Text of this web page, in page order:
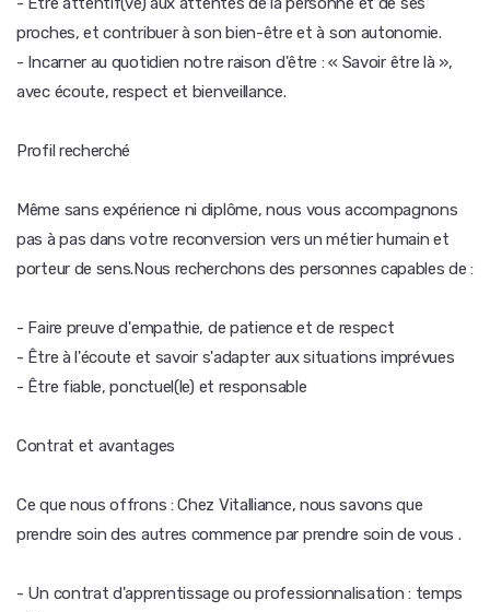
proches, et contribuer à son bien-être et à son autonomie.
- Incarner au quotidien notre raison d'être : « Savoir être là »,
avec écoute, respect et bienveillance.
Profil recherché
Même sans expérience ni diplôme, nous vous accompagnons
pas à pas dans votre reconversion vers un métier humain et
porteur de sens.Nous recherchons des personnes capables de :
- Faire preuve d'empathie, de patience et de respect
- Être à l'écoute et savoir s'adapter aux situations imprévues
- Être fiable, ponctuel(le) et responsable
Contrat et avantages
Ce que nous offrons : Chez Vitalliance, nous savons que
prendre soin des autres commence par prendre soin de vous .
- Un contrat d'apprentissage ou professionnalisation : temps